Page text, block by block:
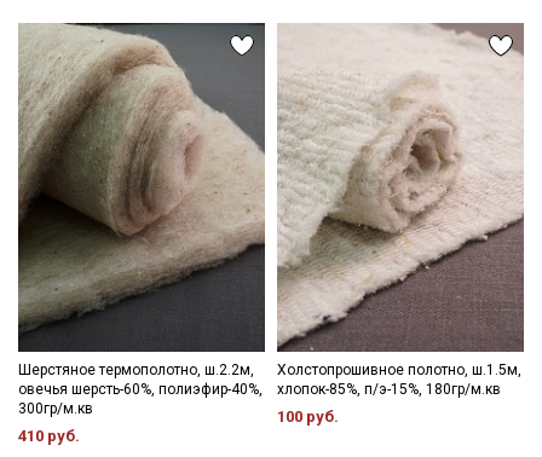
Шерстяное термополотно, ш.2.2м,
овечья шерсть-60%, полиэфир-40%,
300гр/м.кв
410 руб.
Холстопрошивное полотно, ш.1.5м,
хлопок-85%, п/э-15%, 180гр/м.кв
100 руб.